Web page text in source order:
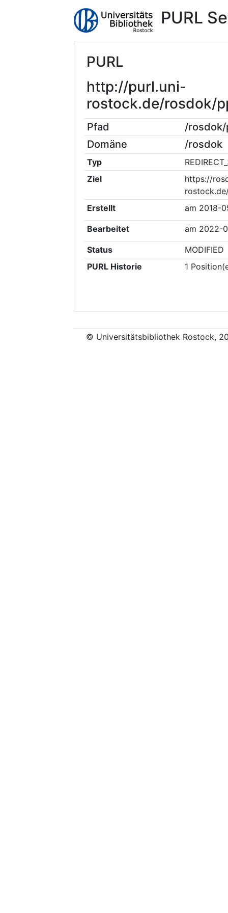
PURL
PURL
http://purl.uni-
rostock.de/rosdok/
Pfad
/rosdok/
Domäne
/rosdok
Typ
Ziel
https://
Erstellt
am 2018-
Bearbeitet am 2022-
Status
MODIFIED
PURL Historie
1
© Universitätsbibliothek Rostock,